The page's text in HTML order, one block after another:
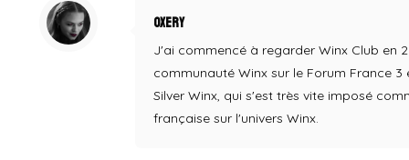
Oxery
J'ai commencé à regarder Winx Club en
communauté Winx sur le Forum France 3
Silver Winx, qui s'est très vite imposé
française sur l'univers Winx.